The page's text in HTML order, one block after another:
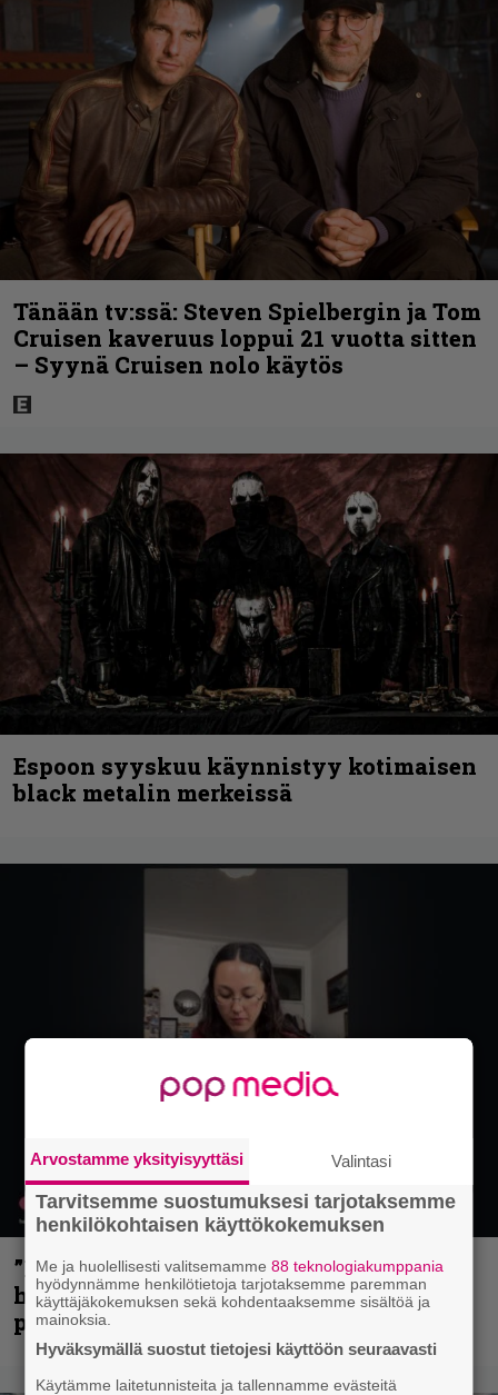
Tänään tv:ssä: Steven Spielbergin ja Tom
Cruisen kaveruus loppui 21 vuotta sitten
– Syynä Cruisen nolo käytös
Espoon syyskuu käynnistyy kotimaisen
black metalin merkeissä
”Mitalini näyttää ihan plektralta” –
huippu-uimari jamittelee Megadethiä
palkinnollaan
Arvostamme yksityisyyttäsi Valintasi
Tarvitsemme suostumuksesi tarjotaksemme
henkilökohtaisen käyttökokemuksen
Me ja huolellisesti valitsemamme88 teknologiakumppania
hyödynnämme henkilötietoja tarjotaksemme paremman
käyttäjäkokemuksen sekä kohdentaaksemme sisältöä ja
mainoksia.
Hyväksymällä suostut tietojesi käyttöön seuraavasti
Käytämme laitetunnisteita ja tallennamme evästeitä